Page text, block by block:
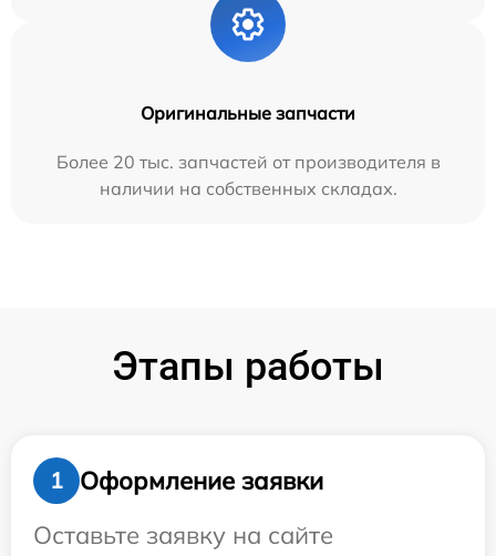
Оригинальные запчасти
Более 20 тыс. запчастей от производителя в
наличии на собственных складах.
Этапы работы
1
Оформление заявки
Оставьте заявку на сайте